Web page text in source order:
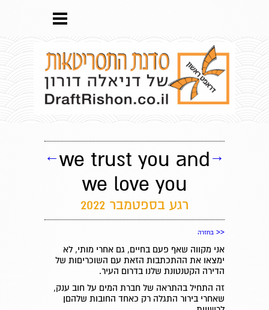
we trust you and
we love you
רגע בספטמבר 2022
← →
<< בחזרה
אני מקווה שאף פעם בחיים, גם אחרי מותי, לא
ימצאו את ההתכתבות הזאת עם השוכריםות של
הדירה הקטנטונת שלנו בדרום העיר.
זה התחיל בהתראה של חברת המים על חוב ענק,
שאחרי בירור התגלה רק כאחד החובות שלהםן